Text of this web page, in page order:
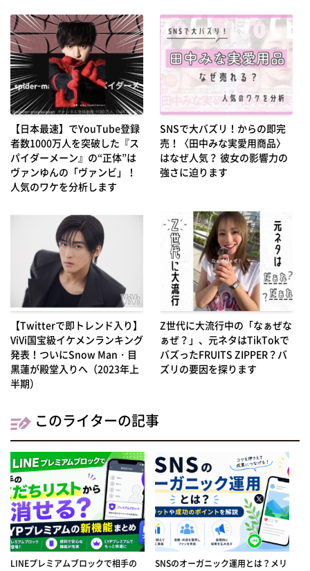
【日本最速】でYouTube登録
者数1000万人を突破した『ス
パイダーメーン』の“正体”は
ヴァンゆんの「ヴァンビ」！
人気のワケを分析します
SNSで大バズリ！からの即完
売！〈田中みな実愛用商品〉
はなぜ人気？ 彼女の影響力の
強さに迫ります
【Twitterで即トレンド入り】
ViVi国宝級イケメンランキング
発表！ついにSnow Man・目
黒蓮が殿堂入りへ（2023年上
半期）
Z世代に大流行中の「なぁぜな
ぁぜ？」、元ネタはTikTokで
バズったFRUITS ZIPPER？バ
ズリの要因を探ります
このライターの記事
LINEプレミアムブロックで相手の
SNSのオーガニック運用とは？メリ